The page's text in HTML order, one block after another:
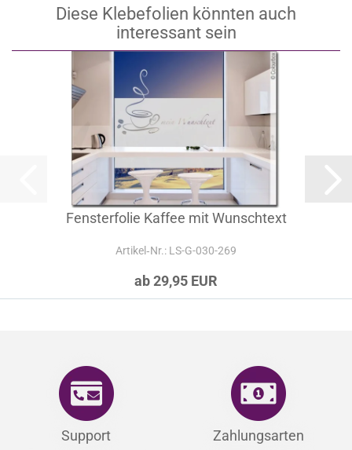
Diese Klebefolien könnten auch
interessant sein
Fensterfolie Kaffee mit Wunschtext
Artikel‑Nr.: LS-G-030-269
ab 29,95 EUR
Support Zahlungsarten